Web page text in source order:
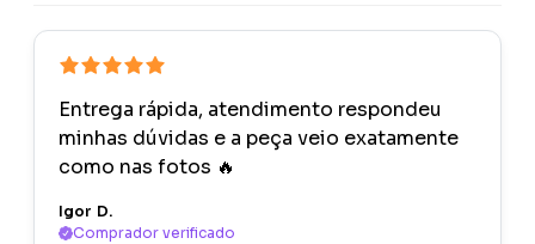
Entrega rápida, atendimento respondeu
minhas dúvidas e a peça veio exatamente
como nas fotos 🔥
Igor D.
Comprador verificado